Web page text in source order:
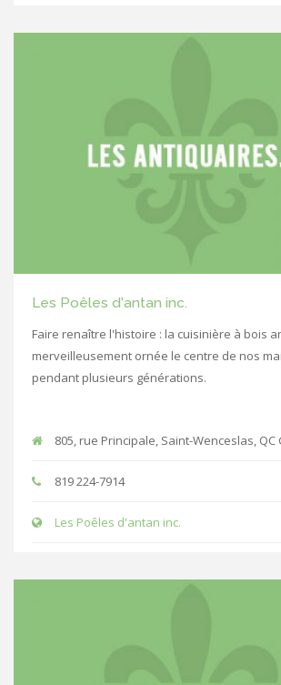
Les Poêles d'antan inc.
Faire renaître l'histoire : la cuisinière à bois
merveilleusement ornée le centre de nos
pendant plusieurs générations.
805, rue Principale, Saint-Wenceslas, QC
819 224-7914
Les Poêles d'antan inc.